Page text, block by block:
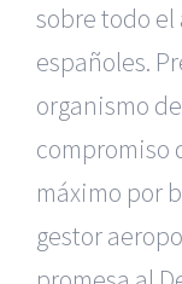
sobre todo el
españoles.
organismo
compromiso
máximo por
gestor